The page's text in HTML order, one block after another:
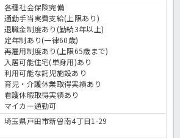
各種社会保険完備
通勤手当実費支給(上限あり)
退職金制度あり(勤続3年以上)
定年制あり(一律60歳)
再雇用制度あり(上限65歳まで)
入居可能住宅(単身用)あり
利用可能な託児施設あり
育児・介護休業取得実績あり
看護休暇取得実績あり
マイカー通勤可
埼玉県戸田市新曽南4丁目1-29